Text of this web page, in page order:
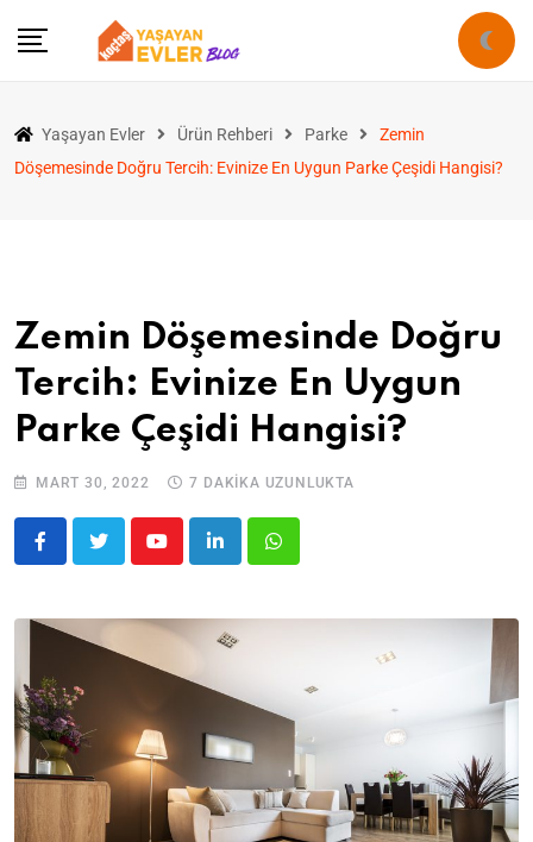
Yaşayan Evler Ürün Rehberi Parke
Zemin
Döşemesinde Doğru Tercih: Evinize En Uygun Parke Çeşidi Hangisi?
Zemin Döşemesinde Doğru
Tercih: Evinize En Uygun
Parke Çeşidi Hangisi?
MART 30, 2022 7 DAKIKA UZUNLUKTA